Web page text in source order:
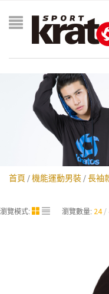
名首頁 /機能運動男裝 /長袖
瀏覽模式: 瀏覽數量: 24